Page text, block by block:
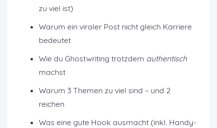
zu viel ist)
Warum ein viraler Post nicht gleich Karriere
bedeutet
Wie du Ghostwriting trotzdem authentisch
machst
Warum 3 Themen zu viel sind – und 2
reichen
Was eine gute Hook ausmacht (inkl. Handy-